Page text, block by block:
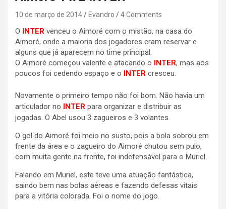
10 de março de 2014 Evandro 4 Comments
O INTER venceu o Aimoré com o mistão, na casa do
Aimoré, onde a maioria dos jogadores eram reservar e
alguns que já aparecem no time principal.
O Aimoré começou valente e atacando o INTER, mas aos
poucos foi cedendo espaço e o INTER cresceu.
Novamente o primeiro tempo não foi bom. Não havia um
articulador no INTER para organizar e distribuir as
jogadas. O Abel usou 3 zagueiros e 3 volantes.
O gol do Aimoré foi meio no susto, pois a bola sobrou em
frente da área e o zagueiro do Aimoré chutou sem pulo,
com muita gente na frente, foi indefensável para o Muriel.
Falando em Muriel, este teve uma atuação fantástica,
saindo bem nas bolas aéreas e fazendo defesas vitais
para a vitória colorada. Foi o nome do jogo.